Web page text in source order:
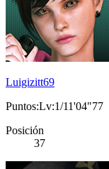
Luigizitt69
Puntos:Lv:1/11'04"77
Posición
37